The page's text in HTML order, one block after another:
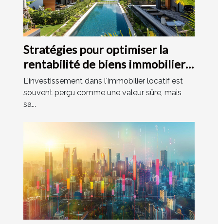
Stratégies pour optimiser la
rentabilité de biens immobiliers
locatifs
L'investissement dans l'immobilier locatif est
souvent perçu comme une valeur sûre, mais
sa...